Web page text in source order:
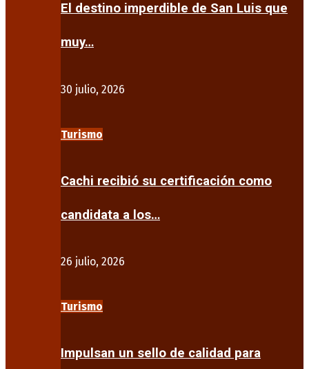
El destino imperdible de San Luis que
muy…
30 julio, 2026
Turismo
Cachi recibió su certificación como
candidata a los…
26 julio, 2026
Turismo
Impulsan un sello de calidad para